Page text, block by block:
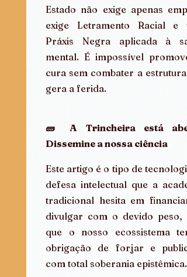
Estado não exige apenas
exige Letramento Racial e
Práxis Negra aplicada à
mental. É impossível
cura sem combater a estrutura
gera a ferida.
🧱 A Trincheira está
Dissemine a nossa ciência
Este artigo é o tipo de
defesa intelectual que a
tradicional hesita em
divulgar com o devido peso,
que o nosso ecossistema
obrigação de forjar e
com total soberania epistêmica.